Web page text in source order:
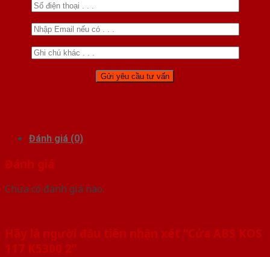
Đánh giá (0)
Đánh giá
Chưa có đánh giá nào.
Hãy là người đầu tiên nhận xét “Cửa ABS KOS
117 K5300 2”